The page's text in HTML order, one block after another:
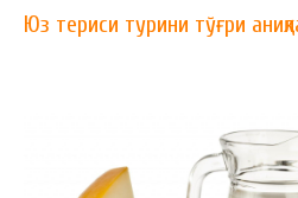
Юз териси турини тўғри